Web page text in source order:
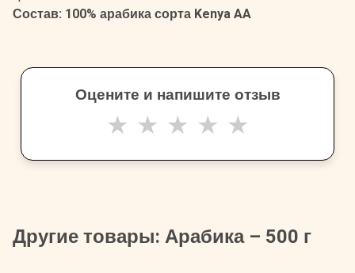
Состав: 100% арабика сорта Kenya AA
Оцените и напишите отзыв
★ ★ ★ ★ ★
Другие товары: Арабика – 500 г